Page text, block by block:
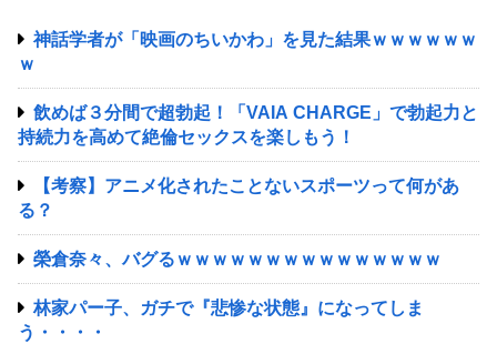
神話学者が「映画のちいかわ」を見た結果ｗｗｗｗｗｗ
ｗ
飲めば３分間で超勃起！「VAIA CHARGE」で勃起力と
持続力を高めて絶倫セックスを楽しもう！
【考察】アニメ化されたことないスポーツって何があ
る？
榮倉奈々、バグるｗｗｗｗｗｗｗｗｗｗｗｗｗｗｗ
林家パー子、ガチで『悲惨な状態』になってしま
う・・・・